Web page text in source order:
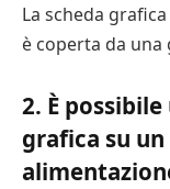
La scheda grafica
è coperta da una
2. È
grafica su un